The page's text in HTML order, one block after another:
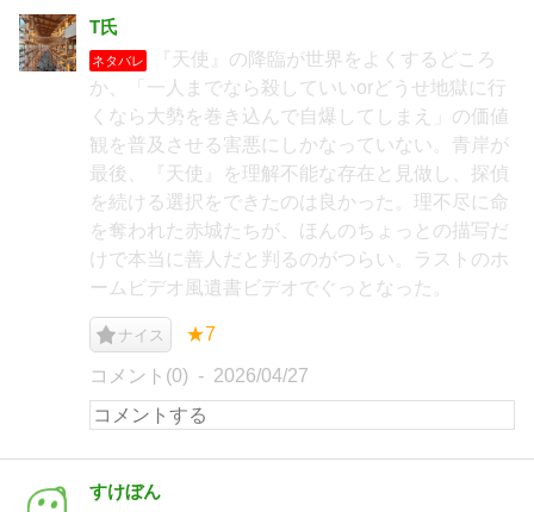
T氏
ネタバレ
『天使』の降臨が世界をよくするどころ
か、「一人までなら殺していいorどうせ地獄に行
くなら大勢を巻き込んで自爆してしまえ」の価値
観を普及させる害悪にしかなっていない。青岸が
最後、『天使』を理解不能な存在と見做し、探偵
を続ける選択をできたのは良かった。理不尽に命
を奪われた赤城たちが、ほんのちょっとの描写だ
けで本当に善人だと判るのがつらい。ラストのホ
ームビデオ風遺書ビデオでぐっとなった。
ナイス ★7
コメント(0) 2026/04/27
すけぼん